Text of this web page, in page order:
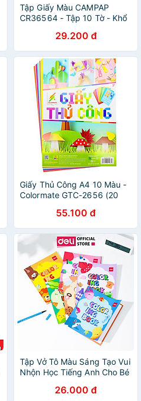
Tập Giấy Màu CAMPAP
CR36564 - Tập 10 Tờ - Khổ
29.200 đ
Giấy Thủ Công A4 10 Màu -
Colormate GTC-2656 (20
55.100 đ
Tập Vở Tô Màu Sáng Tạo Vui
Nhộn Học Tiếng Anh Cho Bé
- Tô Màu Chì Bút Màu Sáp
26.000 đ